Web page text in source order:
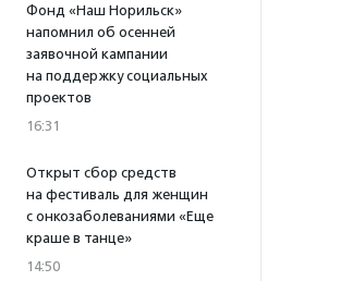
Фонд «Наш Норильск»
напомнил об осенней
заявочной кампании
на поддержку социальных
проектов
16:31
Открыт сбор средств
на фестиваль для женщин
с онкозаболеваниями «Еще
краше в танце»
14:50